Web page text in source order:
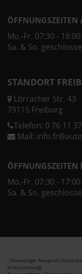
ÖFFNUNGSZEITEN
Mo.-Fr. 07:30 -
Sa. & So.
STANDORT
Lörracher Str. 43
79115 Freiburg
Telefon: 0 76 11
Mail:
ÖFFNUNGSZEITEN
Mo.-Fr. 07:30 -
Sa. & So.
1 Ehemaliger Neupreis
Erstzulassung).